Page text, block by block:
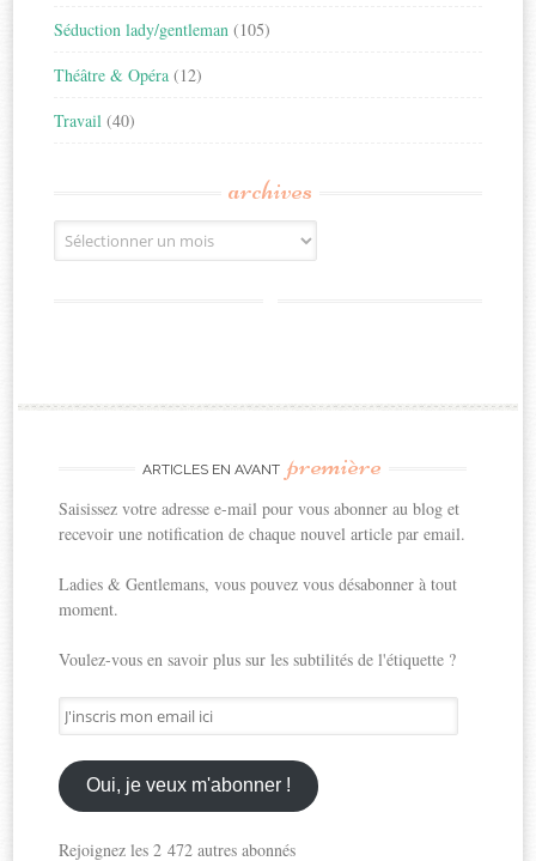
Séduction lady/gentleman (105)
Théâtre & Opéra (12)
Travail (40)
archives
Archives
ARTICLES EN AVANT première
Saisissez votre adresse e-mail pour vous abonner au blog et
recevoir une notification de chaque nouvel article par email.
Ladies & Gentlemans, vous pouvez vous désabonner à tout
moment.
Voulez-vous en savoir plus sur les subtilités de l'étiquette ?
J'inscris
mon
email
ici
Oui, je veux m'abonner !
Rejoignez les 2 472 autres abonnés